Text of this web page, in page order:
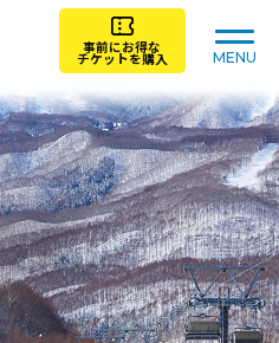
MENU
事前にお得な
チケットを購入
ゲレンデガイド
レンタル
レストラン/施設